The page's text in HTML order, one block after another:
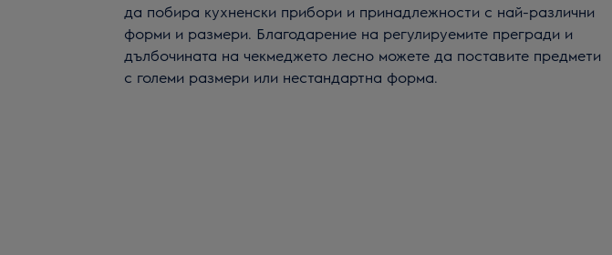
да побира кухненски прибори и принадлежности с най-различни
форми и размери. Благодарение на регулируемите прегради и
дълбочината на чекмеджето лесно можете да поставите предмети
с големи размери или нестандартна форма.